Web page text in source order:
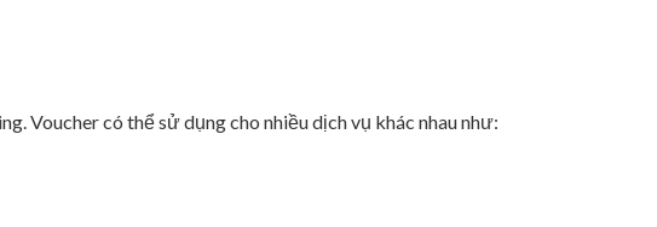
Voucher có thể sử dụng cho nhiều dịch vụ khác nhau như: